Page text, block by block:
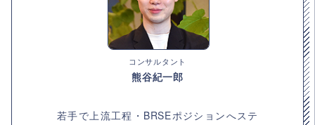
コンサルタント
熊谷紀一郎
若手で上流工程・BRSEポジションへステ